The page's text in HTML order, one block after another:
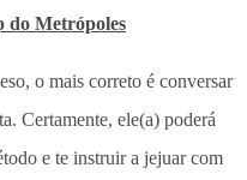
do Metrópoles
o mais correto é conversar
Certamente, ele(a) poderá
e te instruir a jejuar com